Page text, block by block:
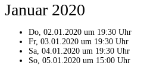
Januar 2020
Do, 02.01.2020 um 19:30 Uhr
Fr, 03.01.2020 um 19:30 Uhr
Sa, 04.01.2020 um 19:30 Uhr
So, 05.01.2020 um 15:00 Uhr